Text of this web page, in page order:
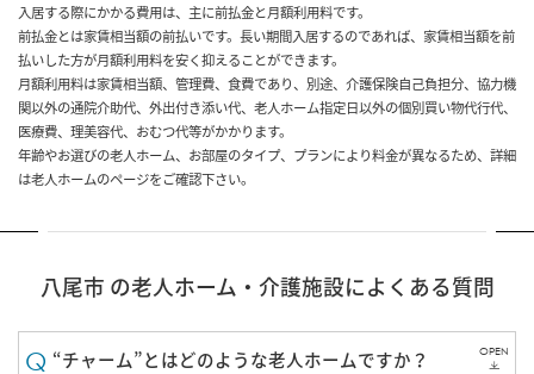
入居する際にかかる費用は、主に前払金と月額利用料です。
前払金とは家賃相当額の前払いです。長い期間入居するのであれば、家賃相当額を前
払いした方が月額利用料を安く抑えることができます。
月額利用料は家賃相当額、管理費、食費であり、別途、介護保険自己負担分、協力機
関以外の通院介助代、外出付き添い代、老人ホーム指定日以外の個別買い物代行代、
医療費、理美容代、おむつ代等がかかります。
年齢やお選びの老人ホーム、お部屋のタイプ、プランにより料金が異なるため、詳細
は老人ホームのページをご確認下さい。
八尾市 の老人ホーム・介護施設によくある質問
“チャーム”とはどのような老人ホームですか？ OPEN